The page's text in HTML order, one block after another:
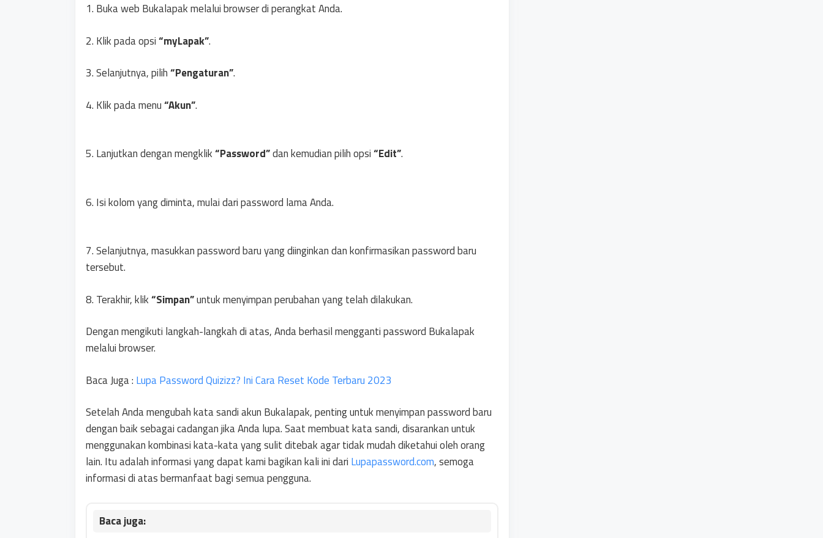
1. Buka web Bukalapak melalui browser di perangkat Anda.
2. Klik pada opsi“myLapak”.
3. Selanjutnya, pilih“Pengaturan”.
4. Klik pada menu“Akun”.
5. Lanjutkan dengan mengklik“Password”dan kemudian pilih opsi“Edit”.
6. Isi kolom yang diminta, mulai dari password lama Anda.
7. Selanjutnya, masukkan password baru yang diinginkan dan konfirmasikan password baru
tersebut.
8. Terakhir, klik“Simpan”untuk menyimpan perubahan yang telah dilakukan.
Dengan mengikuti langkah-langkah di atas, Anda berhasil mengganti password Bukalapak
melalui browser.
Baca Juga : Lupa Password Quizizz? Ini Cara Reset Kode Terbaru 2023
Setelah Anda mengubah kata sandi akun Bukalapak, penting untuk menyimpan password baru
dengan baik sebagai cadangan jika Anda lupa. Saat membuat kata sandi, disarankan untuk
menggunakan kombinasi kata-kata yang sulit ditebak agar tidak mudah diketahui oleh orang
lain. Itu adalah informasi yang dapat kami bagikan kali ini dari Lupapassword.com, semoga
informasi di atas bermanfaat bagi semua pengguna.